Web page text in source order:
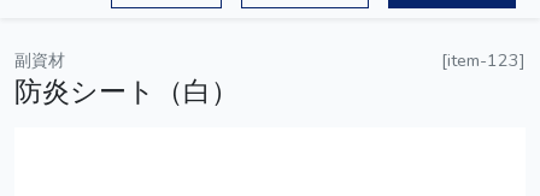
副資材 [item-123]
防炎シート（白）